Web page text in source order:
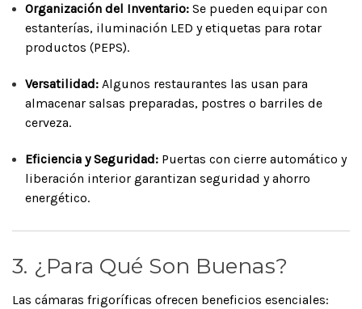
Organización del Inventario: Se pueden equipar con
estanterías, iluminación LED y etiquetas para rotar
productos (PEPS).
Versatilidad: Algunos restaurantes las usan para
almacenar salsas preparadas, postres o barriles de
cerveza.
Eficiencia y Seguridad: Puertas con cierre automático y
liberación interior garantizan seguridad y ahorro
energético.
3. ¿Para Qué Son Buenas?
Las cámaras frigoríficas ofrecen beneficios esenciales: